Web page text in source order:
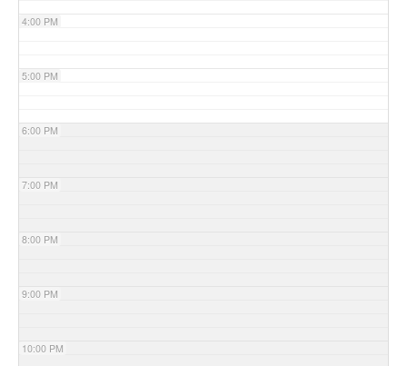
4:00 PM
5:00 PM
6:00 PM
7:00 PM
8:00 PM
9:00 PM
10:00 PM